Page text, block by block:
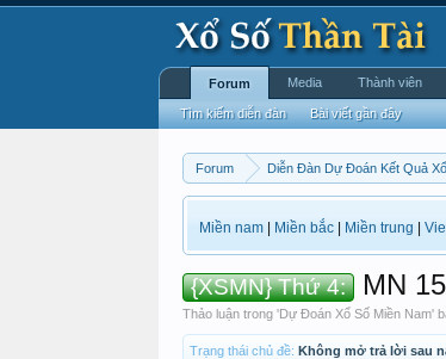
Forum Diễn Đàn Dự Đoán Kết Quả
Miền nam Miền bắc Miền trung
{XSMN} Thứ 4: MN
Thảo luận trong 'Dự Đoán Xổ Số Miền Nam'
Trạng thái chủ đề: Không mở trả lời sau
Forum
Tìm kiếm diễn đàn Bài viết gần đây
Media Thành viên